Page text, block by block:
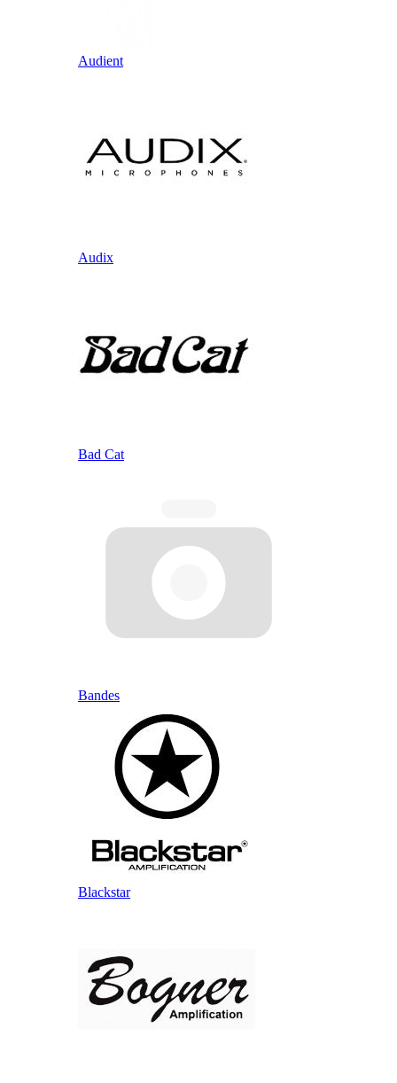
Audient
Audix
Bad Cat
Bandes
Blackstar